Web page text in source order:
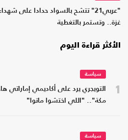
"عربي21" تتشح بالسواد حدادا على
غزة.. وتستمر بالتغطية
الأكثر قراءة اليوم
1
سياسة
التويجري يرد على أكاديمي إماراتي
مكة".. "اللي اختشوا ماتوا"
سياسة